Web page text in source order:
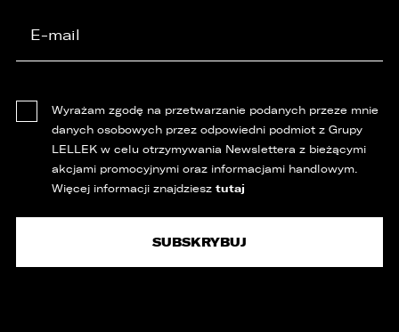
Wyrażam zgodę na przetwarzanie podanych przeze mnie
danych osobowych przez odpowiedni podmiot z Grupy
LELLEK w celu otrzymywania Newslettera z bieżącymi
akcjami promocyjnymi oraz informacjami handlowym.
Więcej informacji znajdziesz tutaj